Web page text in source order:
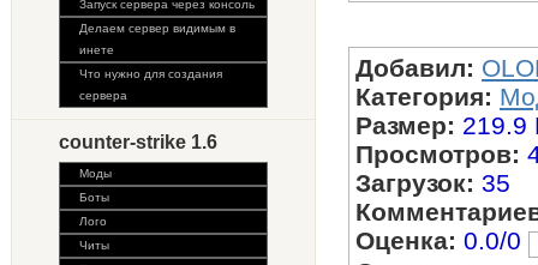
Запуск сервера через консоль
Делаем сервер видимым в
инете
Что нужно для создания
сервера
counter-strike 1.6
Моды
Боты
Лого
Читы
Добавил:
Категория:
Размер: 219.9
Просмотров:
Загрузок: 35
Оценка: 0.0/0